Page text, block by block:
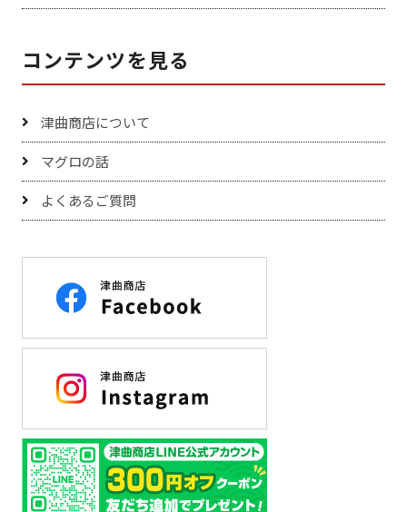
コンテンツを見る
津曲商店について
マグロの話
よくあるご質問